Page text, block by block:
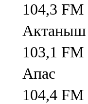
104,3 FM
Актаныш
103,1 FM
Апас
104,4 FM